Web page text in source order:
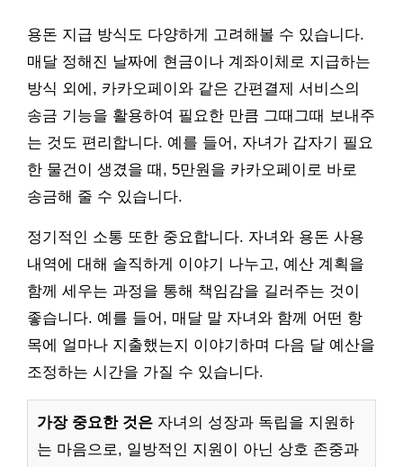
용돈 지급 방식도 다양하게 고려해볼 수 있습니다.
매달 정해진 날짜에 현금이나 계좌이체로 지급하는
방식 외에, 카카오페이와 같은 간편결제 서비스의
송금 기능을 활용하여 필요한 만큼 그때그때 보내주
는 것도 편리합니다. 예를 들어, 자녀가 갑자기 필요
한 물건이 생겼을 때, 5만원을 카카오페이로 바로
송금해 줄 수 있습니다.
정기적인 소통 또한 중요합니다. 자녀와 용돈 사용
내역에 대해 솔직하게 이야기 나누고, 예산 계획을
함께 세우는 과정을 통해 책임감을 길러주는 것이
좋습니다. 예를 들어, 매달 말 자녀와 함께 어떤 항
목에 얼마나 지출했는지 이야기하며 다음 달 예산을
조정하는 시간을 가질 수 있습니다.
가장 중요한 것은 자녀의 성장과 독립을 지원하
는 마음으로, 일방적인 지원이 아닌 상호 존중과